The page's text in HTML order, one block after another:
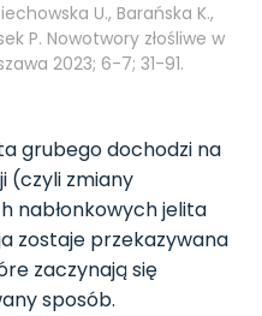
U., Barańska K.,
P. Nowotwory złośliwe w
2023; 6-7; 31-91.
grubego dochodzi na
(czyli zmiany
nabłonkowych jelita
zostaje przekazywana
zaczynają się
sposób.